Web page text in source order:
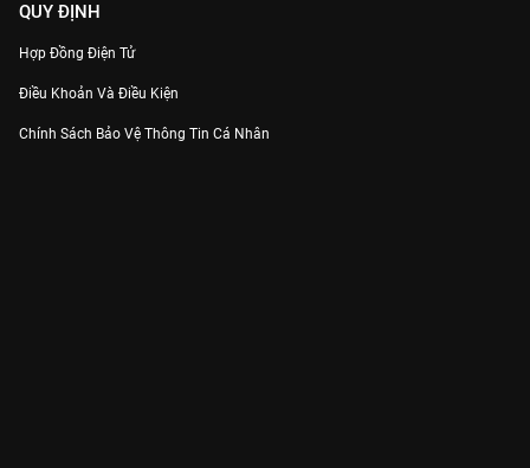
QUY ĐỊNH
Hợp Đồng Điện Tử
Điều Khoản Và Điều Kiện
Chính Sách Bảo Vệ Thông Tin Cá Nhân